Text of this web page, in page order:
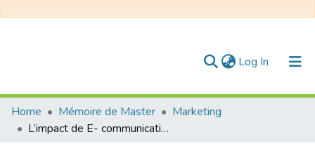
Log In (current)
Communities & Collections
All of DSpace
Home Mémoire de Master
Marketing
L’impact de E- communication via les réseaux sociaux sur la performance des activités marketing Cas pratique : Algérie Télécom SPA